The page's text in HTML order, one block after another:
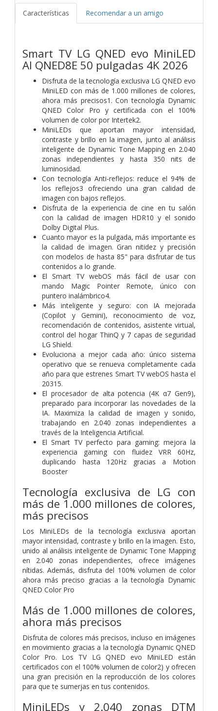
Características Recomendar a un amigo
Smart TV LG QNED evo MiniLED
AI QNED8E 50 pulgadas 4K 2026
Disfruta de la tecnología exclusiva LG QNED evo
MiniLED con más de 1.000 millones de colores,
ahora más precisos1. Con tecnología Dynamic
QNED Color Pro y certificada con el 100%
volumen de color por Intertek2.
MiniLEDs que aportan mayor intensidad,
contraste y brillo en la imagen, junto al análisis
inteligente de Dynamic Tone Mapping en 2.040
zonas independientes y hasta 350 nits de
luminosidad.
Con tecnología Anti-reflejos: reduce el 94% de
los reflejos3 ofreciendo una gran calidad de
imagen con bajos reflejos.
Disfruta de la experiencia de cine en tu salón
con la calidad de imagen HDR10 y el sonido
Dolby Digital Plus.
Cuanto mayor es la pulgada, más importante es
la calidad de imagen. Gran nitidez y precisión
con modelos de hasta 85" para disfrutar de tus
contenidos a lo grande.
El Smart TV webOS más fácil de usar con
mando Magic Pointer Remote, único con
puntero inalámbrico4.
Más inteligente y seguro: con IA mejorada
(Copilot y Gemini), reconocimiento de voz,
recomendación de contenidos, asistente virtual,
control del hogar ThinQ y 7 capas de seguridad
LG Shield.
Evoluciona a mejor cada año: único sistema
operativo que se renueva completamente cada
año para que estrenes Smart TV webOS hasta el
20315.
El procesador de alta potencia (4K α7 Gen9),
preparado para incorporar las novedades de la
IA. Maximiza la calidad de imagen y sonido,
trabajando en 2.040 zonas independientes a
través de la Inteligencia Artificial.
El Smart TV perfecto para gaming: mejora la
experiencia gaming con fluidez VRR 60Hz,
duplicando hasta 120Hz gracias a Motion
Booster
Tecnología exclusiva de LG con
más de 1.000 millones de colores,
más precisos
Los MiniLEDs de la tecnología exclusiva aportan
mayor intensidad, contraste y brillo en la imagen. Esto,
unido al análisis inteligente de Dynamic Tone Mapping
en 2.040 zonas independientes, ofrece imágenes
nítidas. Además, disfruta del 100% volumen de color
ahora más preciso gracias a la tecnología Dynamic
QNED Color Pro
Más de 1.000 millones de colores,
ahora más precisos
Disfruta de colores más precisos, incluso en imágenes
en movimiento gracias a la tecnología Dynamic QNED
Color Pro. Los TV LG QNED evo MiniLED están
certificados con el 100% volumen de color2) y ofrecen
una gran precisión en la reproducción de los colores
para que te sumerjas en tus contenidos.
MiniLEDs y 2.040 zonas DTM